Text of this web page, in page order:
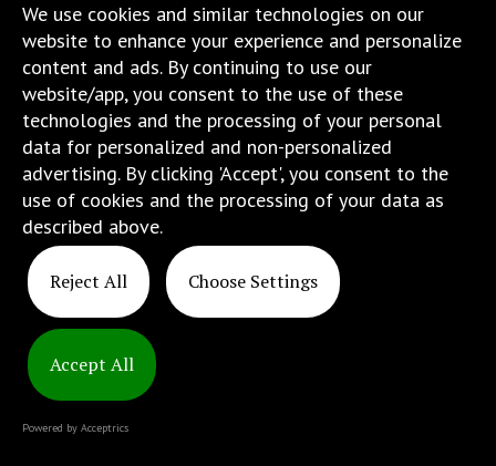
jest
wyposażona
menu
skiplinks
pozwalające
szybko
przechodzić
treści,
które
znajduje
bezpośrednio
pod
wiadomością.
We use cookies and similar technologies on our
website to enhance your experience and personalize
content and ads. By continuing to use our
website/app, you consent to the use of these
technologies and the processing of your personal
data for personalized and non-personalized
advertising. By clicking 'Accept', you consent to the
use of cookies and the processing of your data as
described above.
Reject All Choose Settings
Accept All
Powered by Acceptrics